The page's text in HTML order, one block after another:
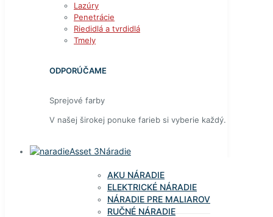
Lazúry
Penetrácie
Riedidlá a tvrdidlá
Tmely
ODPORÚČAME
Sprejové farby
V našej širokej ponuke farieb si vyberie každý.
Náradie
AKU NÁRADIE
ELEKTRICKÉ NÁRADIE
NÁRADIE PRE MALIAROV
RUČNÉ NÁRADIE